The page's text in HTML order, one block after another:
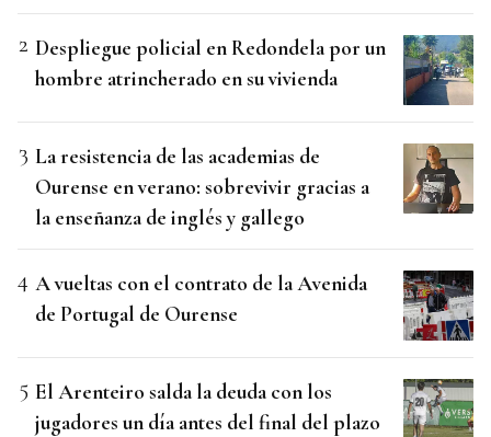
Despliegue policial en Redondela por un
hombre atrincherado en su vivienda
La resistencia de las academias de
Ourense en verano: sobrevivir gracias a
la enseñanza de inglés y gallego
A vueltas con el contrato de la Avenida
de Portugal de Ourense
El Arenteiro salda la deuda con los
jugadores un día antes del final del plazo